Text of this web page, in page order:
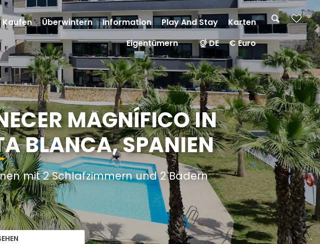
MAGNÍFICO IN
BLANCA, SPANIEN
mit 2 Schlafzimmern und 2 Bädern
Kaufen Überwintern Information Play And Stay
Karten
Eigentümern
DE € Euro